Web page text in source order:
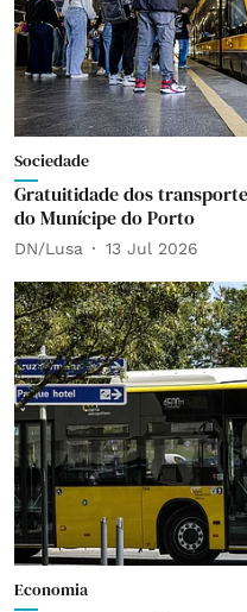
Sociedade
Gratuitidade dos
do Munícipe do Porto
DN/Lusa 13 Jul 2026
Economia